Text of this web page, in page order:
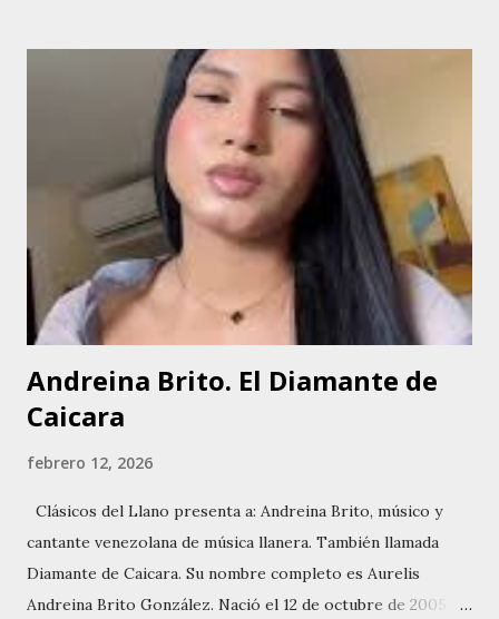
mamá. Desde muy joven participaba en eventos, parrandas y
ferias, alternando con las labores del campo, y en concursos
de copleros en San Martín, Meta. Se casó con Carmen Elisa
Flórez. Tiene tres hijos. Su residencia actual es la finca Vida
Tranquila, ubicada en Pore, Casanare, Colombia. Debut
profesional lo hizo como intérprete durante el servicio
militar. En 1978 grabó Baquiano Horizonte Y Verso.
Discografía seleccionada en orden cronológico. 1978
Baquiano Horizonte Y Ver...
Andreina Brito. El Diamante de
Caicara
febrero 12, 2026
Clásicos del Llano presenta a: Andreina Brito, músico y
cantante venezolana de música llanera. También llamada
Diamante de Caicara. Su nombre completo es Aurelis
Andreina Brito González. Nació el 12 de octubre de 2005 en